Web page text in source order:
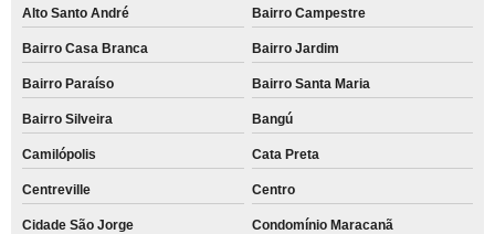
Alto Santo André Bairro Campestre
Bairro Casa Branca Bairro Jardim
Bairro Paraíso Bairro Santa Maria
Bairro Silveira Bangú
Camilópolis Cata Preta
Centreville Centro
Cidade São Jorge Condomínio Maracanã